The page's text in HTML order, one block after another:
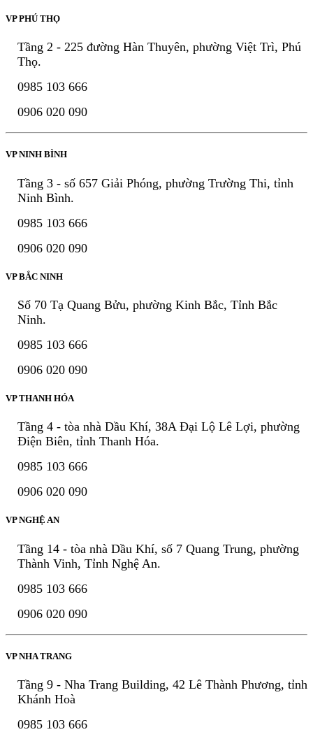
VP PHÚ THỌ
Tầng 2 - 225 đường Hàn Thuyên, phường Việt Trì, Phú
Thọ.
0985 103 666
0906 020 090
VP NINH BÌNH
Tầng 3 - số 657 Giải Phóng, phường Trường Thi, tỉnh
Ninh Bình.
0985 103 666
0906 020 090
VP BẮC NINH
Số 70 Tạ Quang Bửu, phường Kinh Bắc, Tỉnh Bắc
Ninh.
0985 103 666
0906 020 090
VP THANH HÓA
Tầng 4 - tòa nhà Dầu Khí, 38A Đại Lộ Lê Lợi, phường
Điện Biên, tỉnh Thanh Hóa.
0985 103 666
0906 020 090
VP NGHỆ AN
Tầng 14 - tòa nhà Dầu Khí, số 7 Quang Trung, phường
Thành Vinh, Tỉnh Nghệ An.
0985 103 666
0906 020 090
VP NHA TRANG
Tầng 9 - Nha Trang Building, 42 Lê Thành Phương, tỉnh
Khánh Hoà
0985 103 666